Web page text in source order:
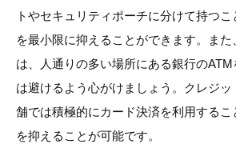
トやセキュリティポーチに分けて持つ
を最小限に抑えることができます。ま
は、人通りの多い場所にある銀行の
は避けるよう心がけましょう。クレジ
舗では積極的にカード決済を利用する
を抑えることが可能です。